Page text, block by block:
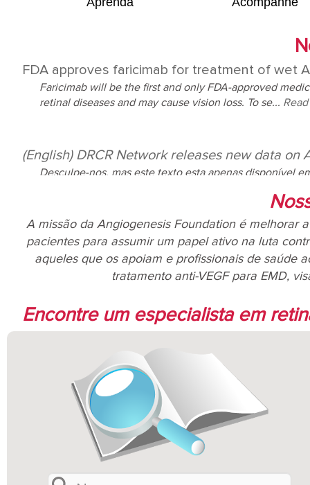
FDA approves faricimab for treatment of wet
Faricimab will be the first and only FDA-approved
retinal diseases and may cause vision loss. To se...
(English) DRCR Network releases new data
Desculpe-nos, mas este texto esta apenas disponível
A missão da Angiogenesis Foundation é melhorar
pacientes para assumir um papel ativo na luta
aqueles que os apoiam e profissionais de saúde
tratamento anti-VEGF para EMD,
Encontre um especialista em